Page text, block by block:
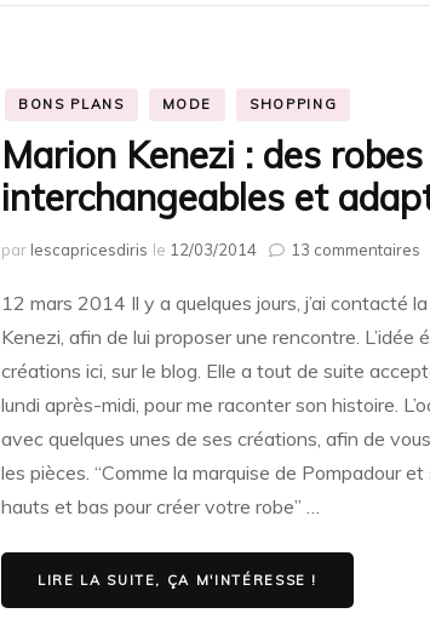
BONS PLANS MODE SHOPPING
Marion Kenezi : des
interchangeables et
par lescapricesdiris le 12/03/2014 13 commentaires
et
12 mars 2014 Il y a quelques jours, j’ai contacté
Kenezi, afin de lui proposer une rencontre.
créations ici, sur le blog. Elle a tout de suite
lundi après-midi, pour me raconter son histoire.
avec quelques unes de ses créations, afin de
les pièces. “Comme la marquise de Pompadour
hauts et bas pour créer votre robe” …
LIRE LA SUITE, ÇA M'INTÉRESSE !